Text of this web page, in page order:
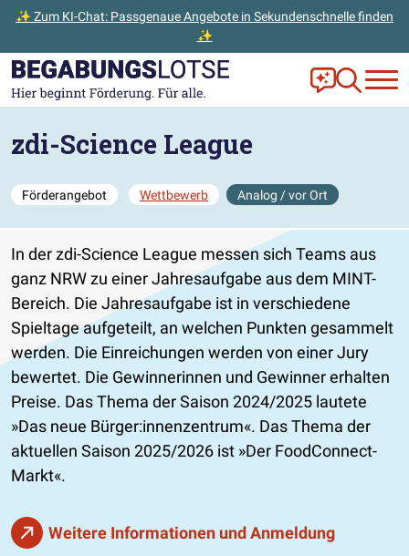
✨ Zum KI-Chat: Passgenaue Angebote in Sekundenschnelle finden
✨
Zum Hauptinhalt der Seite springen
Zur Startseite gehen Frag Ella!
Zur
zdi-Science League
Förderangebot Wettbewerb Analog / vor Ort
In der zdi-Science League messen sich Teams aus
ganz NRW zu einer Jahresaufgabe aus dem MINT-
Bereich. Die Jahresaufgabe ist in verschiedene
Spieltage aufgeteilt, an welchen Punkten gesammelt
werden. Die Einreichungen werden von einer Jury
bewertet. Die Gewinnerinnen und Gewinner erhalten
Preise. Das Thema der Saison 2024/2025 lautete
»Das neue Bürger:innenzentrum«. Das Thema der
aktuellen Saison 2025/2026 ist »Der FoodConnect-
Markt«.
Weitere Informationen und Anmeldung